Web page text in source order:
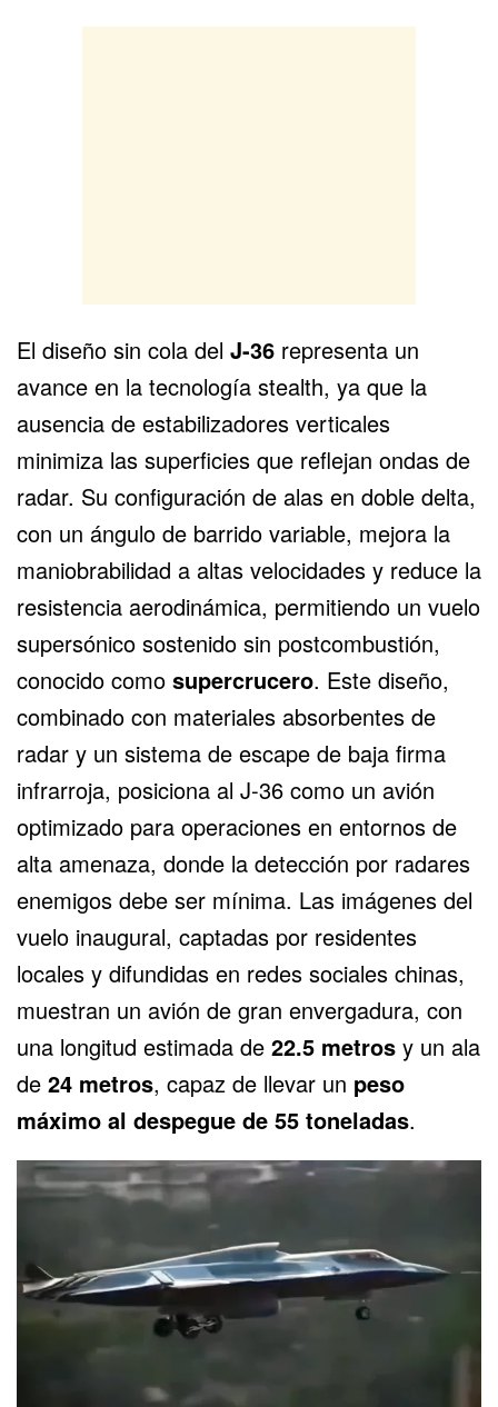
El diseño sin cola del J-36 representa un
avance en la tecnología stealth, ya que la
ausencia de estabilizadores verticales
minimiza las superficies que reflejan ondas de
radar. Su configuración de alas en doble delta,
con un ángulo de barrido variable, mejora la
maniobrabilidad a altas velocidades y reduce la
resistencia aerodinámica, permitiendo un vuelo
supersónico sostenido sin postcombustión,
conocido como supercrucero. Este diseño,
combinado con materiales absorbentes de
radar y un sistema de escape de baja firma
infrarroja, posiciona al J-36 como un avión
optimizado para operaciones en entornos de
alta amenaza, donde la detección por radares
enemigos debe ser mínima. Las imágenes del
vuelo inaugural, captadas por residentes
locales y difundidas en redes sociales chinas,
muestran un avión de gran envergadura, con
una longitud estimada de 22.5 metros y un ala
de 24 metros, capaz de llevar un peso
máximo al despegue de 55 toneladas.